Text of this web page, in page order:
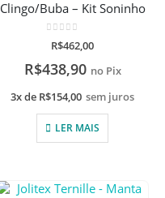
Clingo/Buba – Kit Soninho
de 5
R$462,00
R$438,90 no Pix
3x de R$154,00 sem juros
LER MAIS